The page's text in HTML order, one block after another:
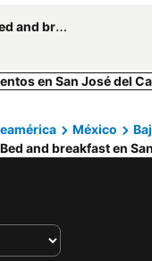
breakfasts
en San José del
México
Bed and breakfast en